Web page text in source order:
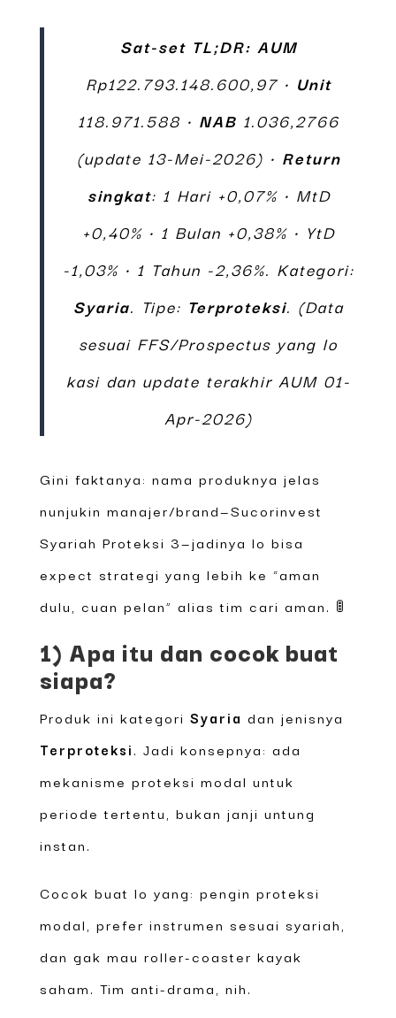
Sat-set TL;DR: AUM
Rp122.793.148.600,97 • Unit
118.971.588 • NAB 1.036,2766
(update 13-Mei-2026) • Return
singkat: 1 Hari +0,07% • MtD
+0,40% • 1 Bulan +0,38% • YtD
-1,03% • 1 Tahun -2,36%. Kategori:
Syaria. Tipe: Terproteksi. (Data
sesuai FFS/Prospectus yang lo
kasi dan update terakhir AUM 01-
Apr-2026)
Gini faktanya: nama produknya jelas
nunjukin manajer/brand—Sucorinvest
Syariah Proteksi 3—jadinya lo bisa
expect strategi yang lebih ke “aman
dulu, cuan pelan” alias tim cari aman. 🚦
1) Apa itu dan cocok buat
siapa?
Produk ini kategori Syaria dan jenisnya
Terproteksi. Jadi konsepnya: ada
mekanisme proteksi modal untuk
periode tertentu, bukan janji untung
instan.
Cocok buat lo yang: pengin proteksi
modal, prefer instrumen sesuai syariah,
dan gak mau roller-coaster kayak
saham. Tim anti-drama, nih.